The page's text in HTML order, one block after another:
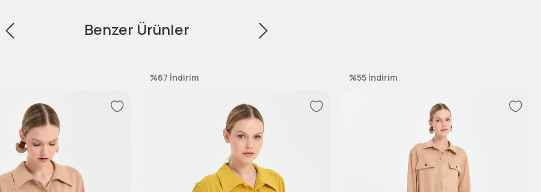
Benzer Ürünler
%67 İndirim %55 İndirim